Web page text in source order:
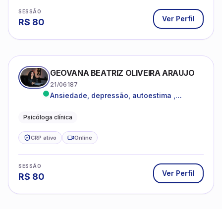
SESSÃO
R$ 80 Ver Perfil
GEOVANA BEATRIZ OLIVEIRA ARAUJO
21/06187
Ansiedade, depressão, autoestima ,
Psicóloga clínica
CRP ativo Online
SESSÃO
R$ 80 Ver Perfil